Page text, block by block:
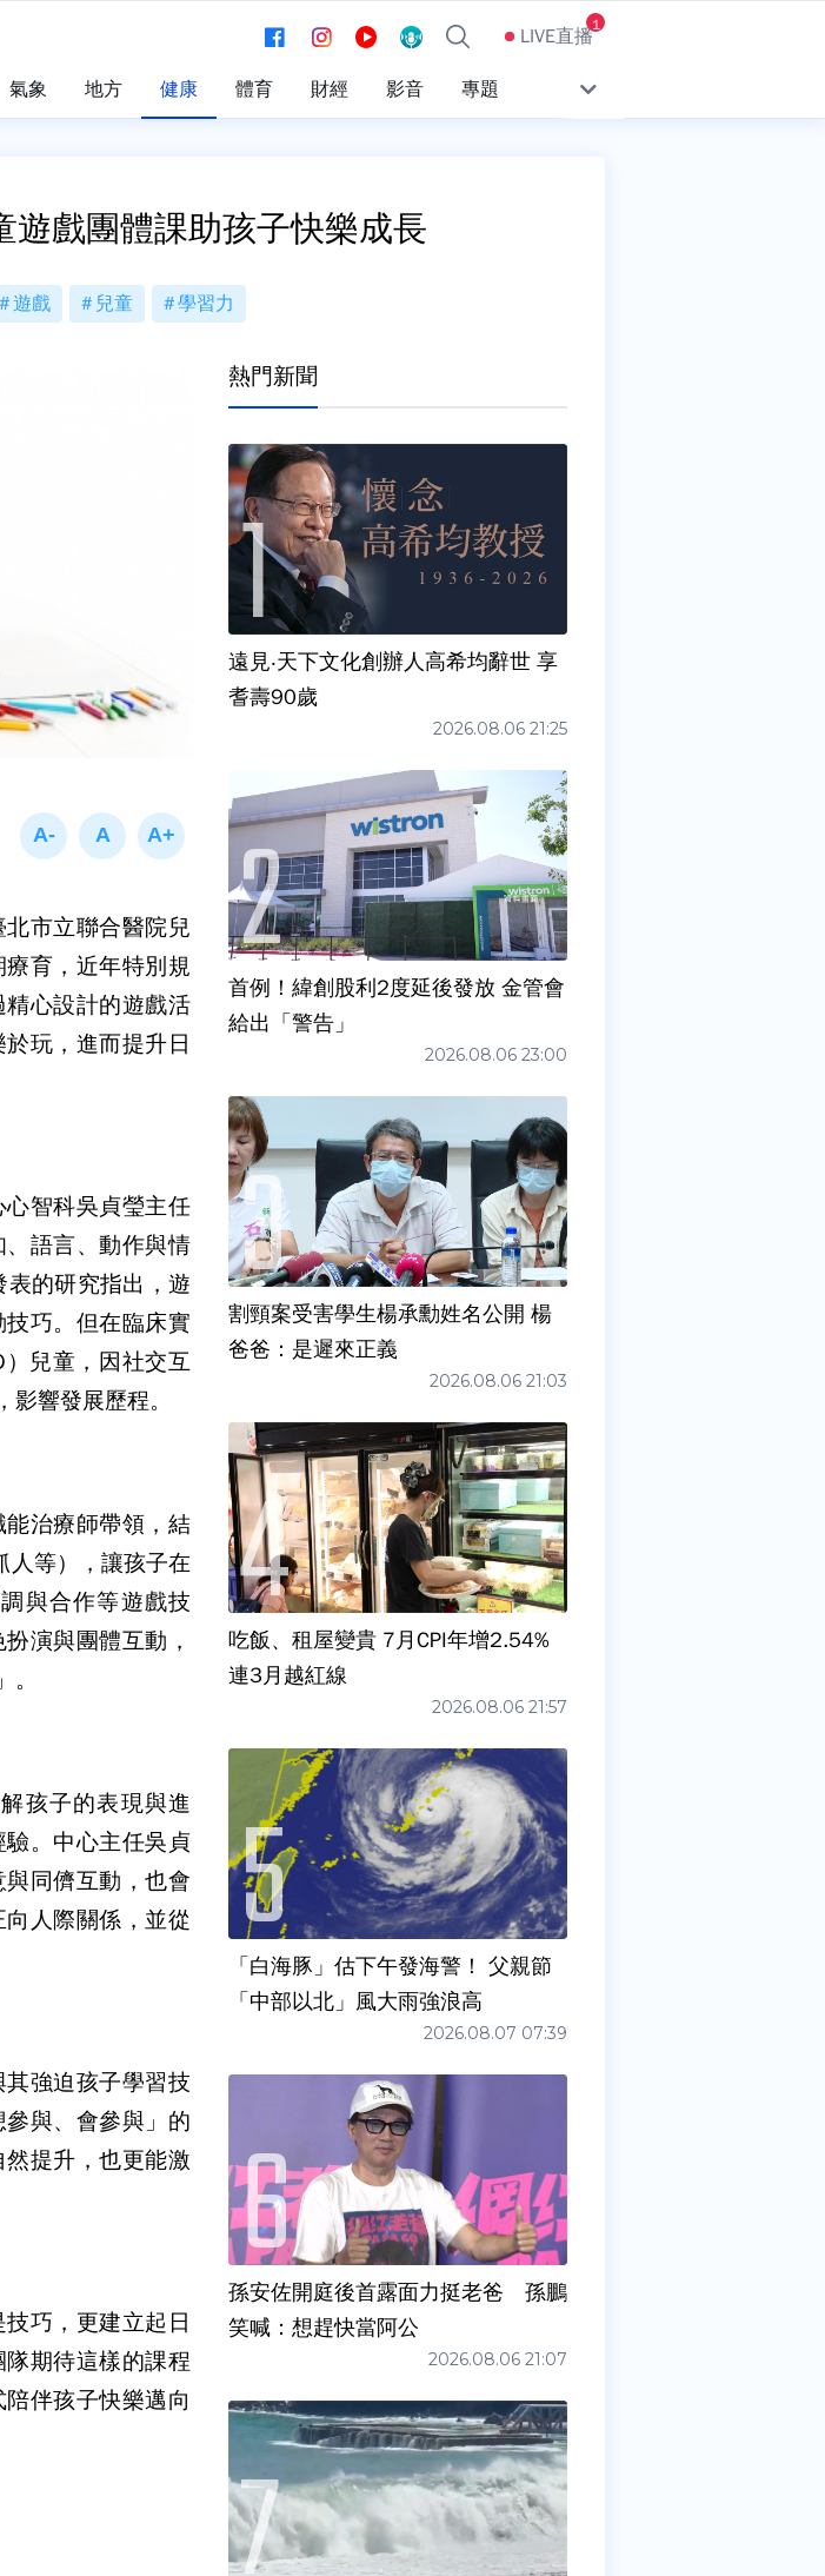
LIVE直播1
氣象 地方 健康 體育 財經 影音 專題
遊戲團體課助孩子快樂成長
遊戲 兒童 學習力
北市立聯合醫院兒
育，近年特別規
心設計的遊戲活
玩，進而提升日
智科吳貞瑩主任
語言、動作與情
表的研究指出，遊
巧。但在臨床實
）兒童，因社交互
響發展歷程。
能治療師帶領，結
人等），讓孩子在
與合作等遊戲技
演與團體互動，
孩子的表現與進
。中心主任吳貞
同儕互動，也會
人際關係，並從
強迫孩子學習技
與、會參與」的
提升，也更能激
巧，更建立起日
期待這樣的課程
伴孩子快樂邁向
熱門新聞
遠見‧天下文化創辦人高希均辭世 享
耆壽90歲
2026.08.06 21:25
首例！緯創股利2度延後發放 金管會
給出「警告」
2026.08.06 23:00
割頸案受害學生楊承勳姓名公開 楊
爸爸：是遲來正義
2026.08.06 21:03
吃飯、租屋變貴 7月CPI年增2.54%
連3月越紅線
2026.08.06 21:57
「白海豚」估下午發海警！ 父親節
「中部以北」風大雨強浪高
2026.08.07 07:39
孫安佐開庭後首露面力挺老爸 孫鵬
笑喊：想趕快當阿公
2026.08.06 21:07